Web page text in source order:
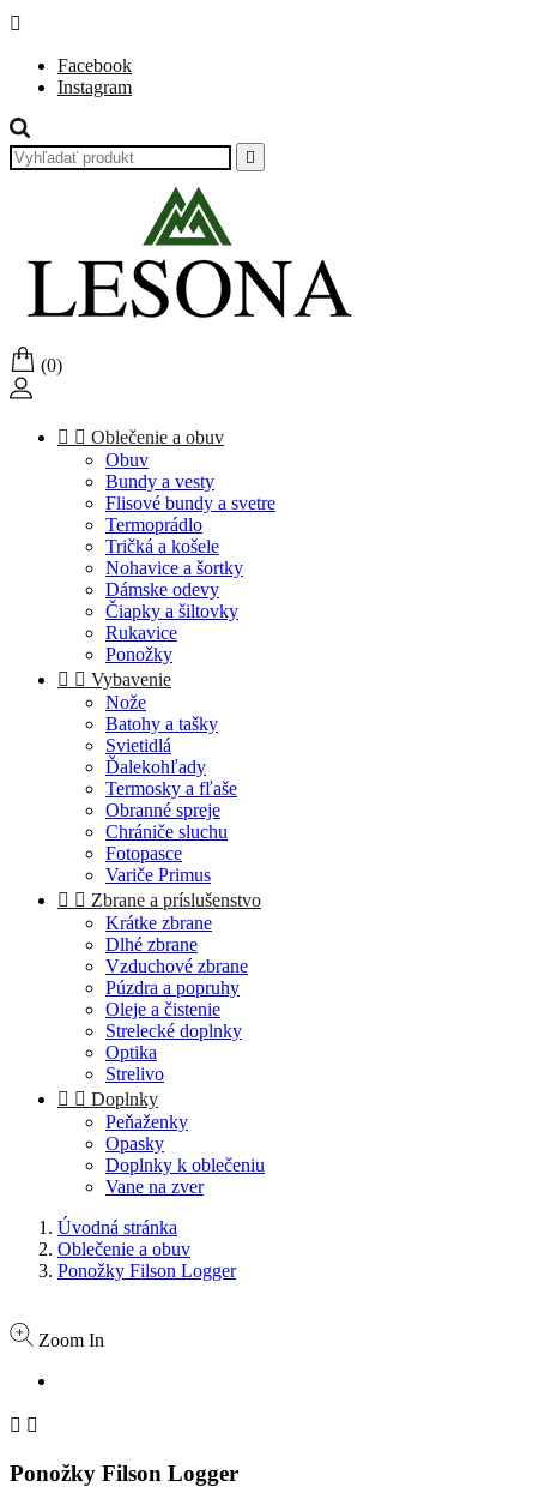

Facebook
Instagram

(0)
  Oblečenie a obuv
Obuv
Bundy a vesty
Flisové bundy a svetre
Termoprádlo
Tričká a košele
Nohavice a šortky
Dámske odevy
Čiapky a šiltovky
Rukavice
Ponožky
  Vybavenie
Nože
Batohy a tašky
Svietidlá
Ďalekohľady
Termosky a fľaše
Obranné spreje
Chrániče sluchu
Fotopasce
Variče Primus
  Zbrane a príslušenstvo
Krátke zbrane
Dlhé zbrane
Vzduchové zbrane
Púzdra a popruhy
Oleje a čistenie
Strelecké doplnky
Optika
Strelivo
  Doplnky
Peňaženky
Opasky
Doplnky k oblečeniu
Vane na zver
Úvodná stránka
Oblečenie a obuv
Ponožky Filson Logger
Zoom In
 
Ponožky Filson Logger